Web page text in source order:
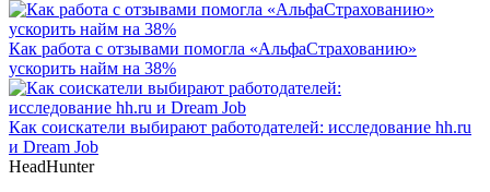
Как работа с отзывами помогла «АльфаСтрахованию»
ускорить найм на 38%
Как соискатели выбирают работодателей: исследование hh.ru
и Dream Job
HeadHunter